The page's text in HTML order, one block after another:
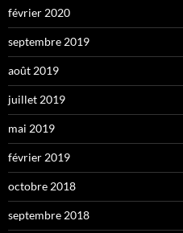
février 2020
septembre 2019
août 2019
juillet 2019
mai 2019
février 2019
octobre 2018
septembre 2018